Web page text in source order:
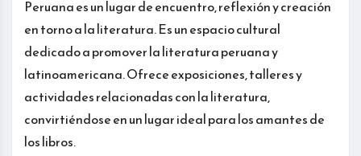
Peruana es un lugar de encuentro, reflexión y creación
en torno a la literatura. Es un espacio cultural
dedicado a promover la literatura peruana y
latinoamericana. Ofrece exposiciones, talleres y
actividades relacionadas con la literatura,
convirtiéndose en un lugar ideal para los amantes de
los libros.